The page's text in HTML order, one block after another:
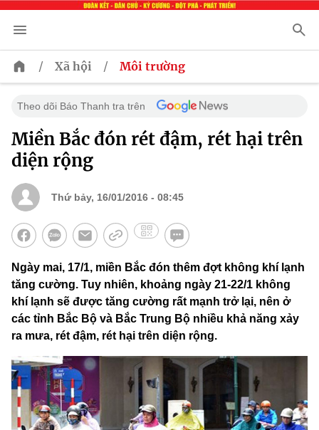
/ Xã hội / Môi trường
Theo dõi Báo Thanh tra trên
Miền Bắc đón rét đậm, rét hại trên
diện rộng
Thứ bảy, 16/01/2016 - 08:45
Ngày mai, 17/1, miền Bắc đón thêm đợt không khí lạnh
tăng cường. Tuy nhiên, khoảng ngày 21-22/1 không
khí lạnh sẽ được tăng cường rất mạnh trở lại, nên ở
các tỉnh Bắc Bộ và Bắc Trung Bộ nhiều khả năng xảy
ra mưa, rét đậm, rét hại trên diện rộng.